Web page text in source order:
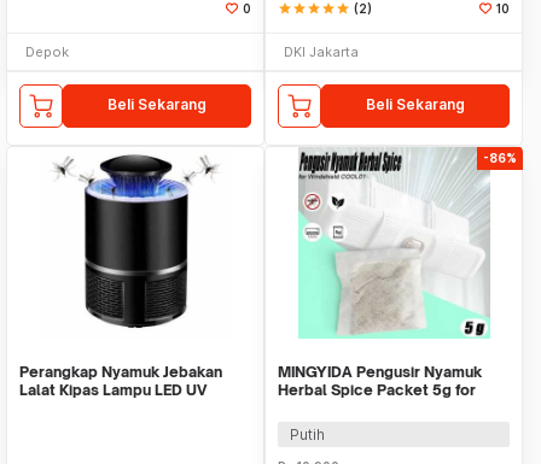
0
Depok
Beli Sekarang
starstarstarstarstar (2) 10
DKI Jakarta
Beli Sekarang
Perangkap Nyamuk Jebakan
Lalat Kipas Lampu LED UV
-86%
MINGYIDA Pengusir Nyamuk
Herbal Spice Packet 5g for
Putih